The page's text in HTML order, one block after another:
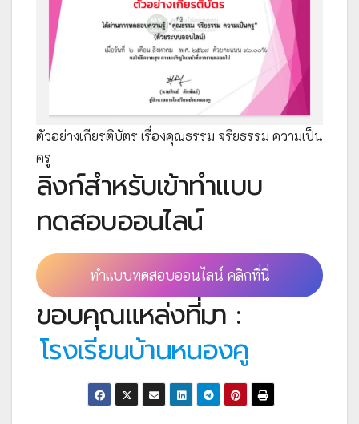
ตัวอย่างเกียรติบัตร เรื่องคุณธรรม จริยธรรม ความเป็น
ครู
ลิงก์สำหรับเข้าทำแบบ
ทดสอบออนไลน์
ทำแบบทดสอบออนไลน์ คลิกที่นี่
ขอบคุณแหล่งที่มา :
โรงเรียนบ้านหนองคู